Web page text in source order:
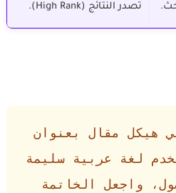
تصدر النتائج (High Rank).
هيكل مقال بعنوان
لغة عربية سليمة
واجعل الخاتمة